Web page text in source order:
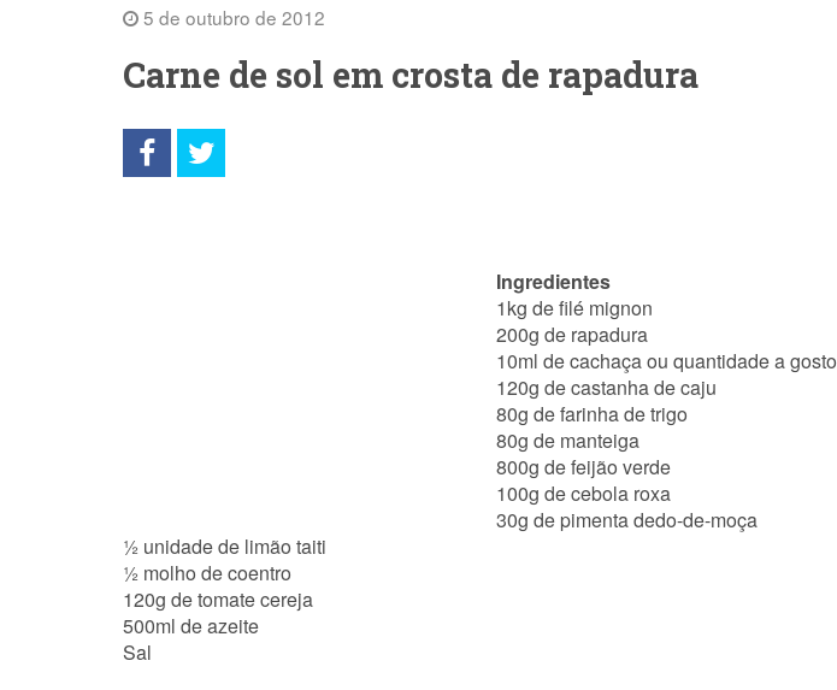
5 de outubro de 2012
Carne de sol em crosta de rapadura
Ingredientes
1kg de filé mignon
200g de rapadura
10ml de cachaça ou quantidade a gosto
120g de castanha de caju
80g de farinha de trigo
80g de manteiga
800g de feijão verde
100g de cebola roxa
30g de pimenta dedo-de-moça
½ unidade de limão taiti
½ molho de coentro
120g de tomate cereja
500ml de azeite
Sal